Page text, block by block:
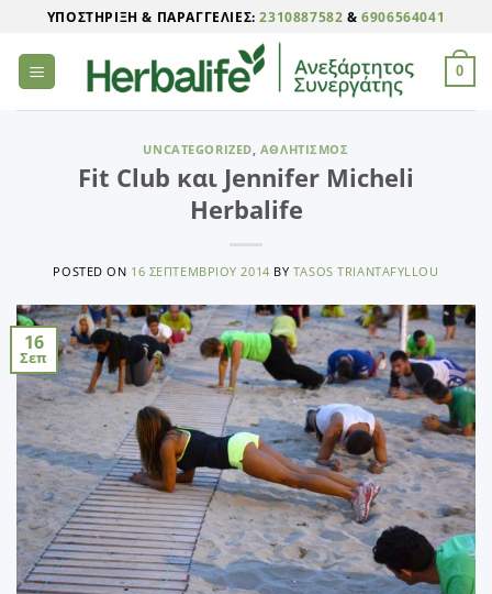
Μετάβαση
περιεχόμενο
ΥΠΟΣΤΉΡΙΞΗ & ΠΑΡΑΓΓΕΛΊΕΣ:2310887582 &6906564041
0
UNCATEGORIZED, ΑΘΛΗΤΙΣΜΌΣ
Fit Club και Jennifer Micheli
Herbalife
POSTED ON 16 ΣΕΠΤΕΜΒΡΊΟΥ 2014 BY TASOS TRIANTAFYLLOU
16
Σεπ